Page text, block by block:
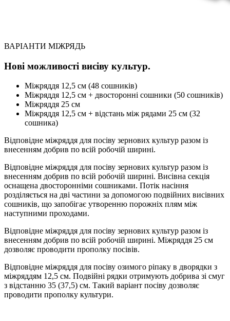
ВАРІАНТИ МІЖРЯДЬ
Нові можливості висіву культур.
Міжряддя 12,5 см (48 сошників)
Міжряддя 12,5 см + двосторонні сошники (50 сошників)
Міжряддя 25 см
Міжряддя 12,5 см + відстань між рядами 25 см (32
сошника)
Відповідне міжряддя для посіву зернових культур разом із
внесенням добрив по всій робочій ширині.
Відповідне міжряддя для посіву зернових культур разом із
внесенням добрив по всій робочій ширині. Висівна секція
оснащена двосторонніми сошниками. Потік насіння
розділяється на дві частини за допомогою подвійних висівних
сошників, що запобігає утворенню порожніх плям між
наступними проходами.
Відповідне міжряддя для посіву зернових культур разом із
внесенням добрив по всій робочій ширині. Міжряддя 25 см
дозволяє проводити прополку посівів.
Відповідне міжряддя для посіву озимого ріпаку в дворядки з
міжряддям 12,5 см. Подвійні рядки отримують добрива зі смуг
з відстанню 35 (37,5) см. Такий варіант посіву дозволяє
проводити прополку культури.